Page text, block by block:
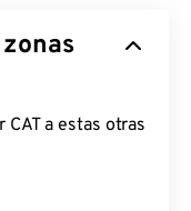
a estas otras